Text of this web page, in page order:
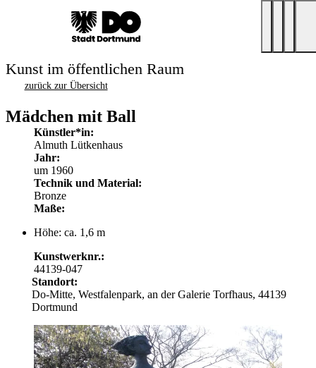
Kunst im öffentlichen Raum
zurück zur Übersicht
Mädchen mit Ball
Künstler*in:
Almuth Lütkenhaus
Jahr:
um 1960
Technik und Material:
Bronze
Maße:
Höhe: ca. 1,6 m
Kunstwerknr.:
44139-047
Standort:
Do-Mitte, Westfalenpark, an der Galerie Torfhaus, 44139
Dortmund